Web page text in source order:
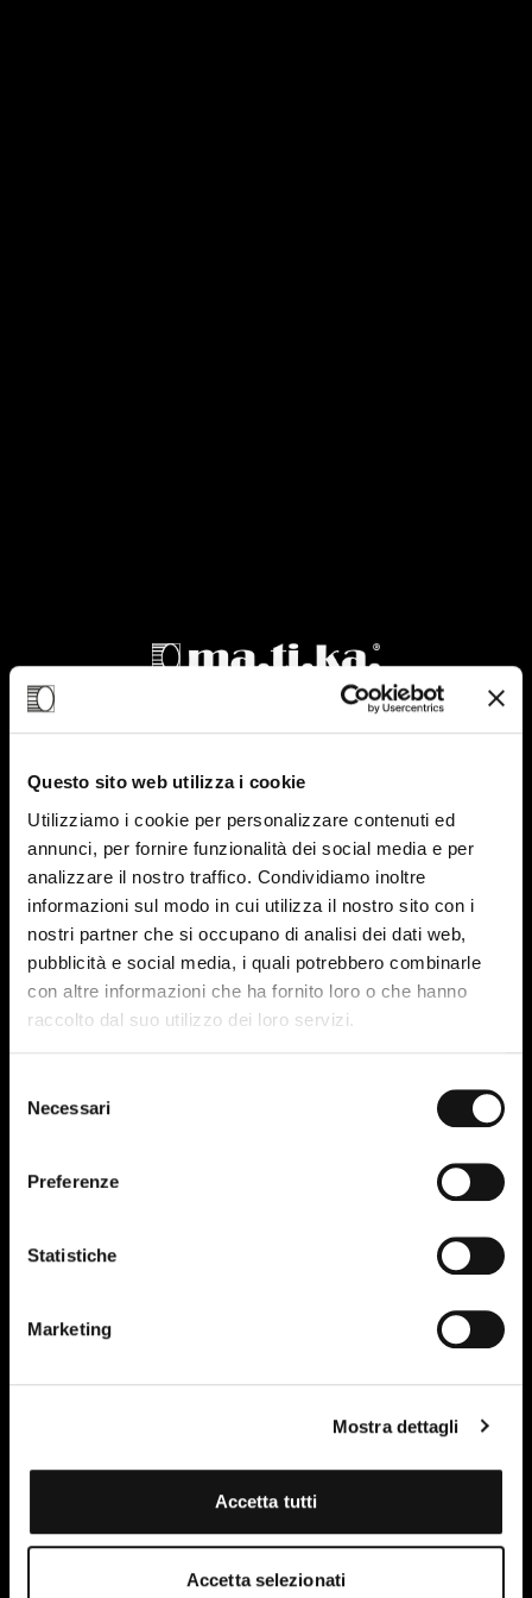
Questo sito web utilizza i cookie
Utilizziamo i cookie per personalizzare contenuti ed
annunci, per fornire funzionalità dei social media e per
analizzare il nostro traffico. Condividiamo inoltre
informazioni sul modo in cui utilizza il nostro sito con i
nostri partner che si occupano di analisi dei dati web,
pubblicità e social media, i quali potrebbero combinarle
con altre informazioni che ha fornito loro o che hanno
raccolto dal suo utilizzo dei loro servizi.
delNecessari
Preferenze
Statistiche
Marketing
Mostra dettagli
Accetta tutti
Accetta selezionati
Fan wheel model
VRD 160-500
Bi-directional fan, electric blades
Bidirectional rotation